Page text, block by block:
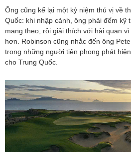
Ông cũng kể lại một kỷ niệm thú vị về
Quốc: khi nhập cảnh, ông phải đếm kỹ
mang theo, rồi giải thích với hải quan
hơn. Robinson cũng nhắc đến ông
trong những người tiên phong phát
cho Trung Quốc.